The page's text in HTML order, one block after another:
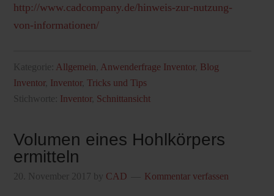
http://www.cadcompany.de/hinweis-zur-nutzung-
von-informationen/
Kategorie: Allgemein Anwenderfrage Inventor, Blog
Inventor, Inventor, Tricks und Tips
Stichworte: Inventor, Schnittansicht
Volumen eines Hohlkörpers
ermitteln
20. November 2017 by CAD Kommentar verfassen